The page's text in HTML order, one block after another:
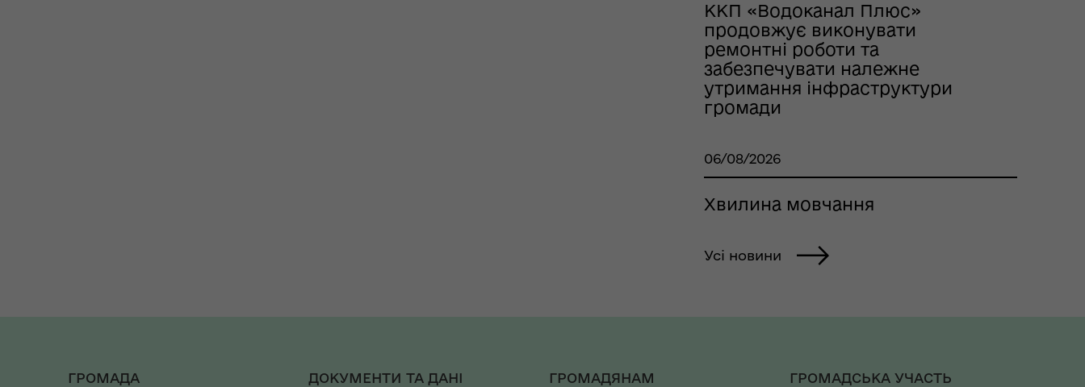
ККП «Водоканал Плюс»
продовжує виконувати
ремонтні роботи та
забезпечувати належне
утримання інфраструктури
громади
06/08/2026
Хвилина мовчання
Усі новини
ГРОМАДА ДОКУМЕНТИ ТА ДАНІ ГРОМАДЯНАМ ГРОМАДСЬКА УЧАСТЬ